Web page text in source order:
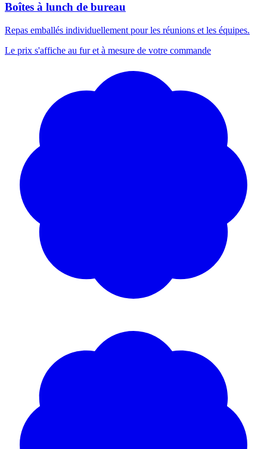
Boîtes à lunch de bureau
Repas emballés individuellement pour les réunions et les équipes.
Le prix s'affiche au fur et à mesure de votre commande